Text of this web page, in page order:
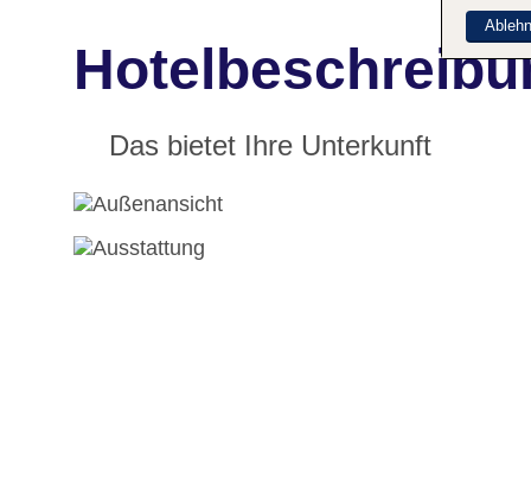
Das bietet Ihre Unterkunft